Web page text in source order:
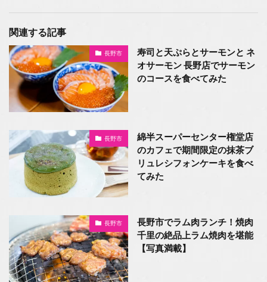
関連する記事
長野市
寿司と天ぷらとサーモンと ネ
オサーモン 長野店でサーモン
のコースを食べてみた
長野市
綿半スーパーセンター権堂店
のカフェで期間限定の抹茶ブ
リュレシフォンケーキを食べ
てみた
長野市
長野市でラム肉ランチ！焼肉
千里の絶品上ラム焼肉を堪能
【写真満載】